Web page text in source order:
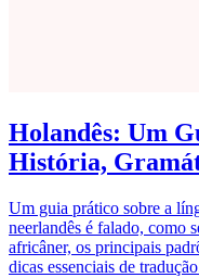
Holandês: Um
História,
Um guia prático sobre a
neerlandês é falado, como
africâner, os principais
dicas essenciais de